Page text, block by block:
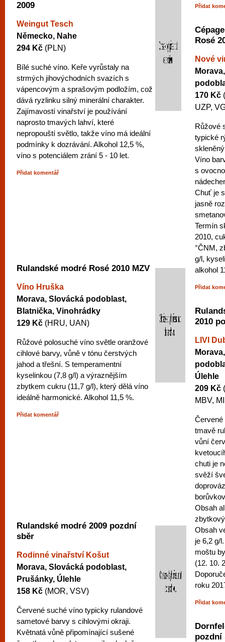
Přidat
2009
Weingut Tesch
Německo, Nahe
294 Kč (PLN)
Bílé suché víno. Keře vyrůstaly na
strmých jihovýchodních svazích s
vápencovým a sprašovým podložím, což
dává ryzlinku silný minerální charakter.
Zajímavostí vinařství je používání
naprosto tmavých lahví, které
nepropouští světlo, takže víno má ideální
podmínky k dozrávání. Alkohol 12,5 %,
víno s potenciálem zrání 5 - 10 let.
Přidat komentář
Rosé
Nové
170 Kč
UZP,
Růžové
typické
Víno
s
Chuť je
jasně
Termín
2010,
°ČNM,
g/l,
alkohol
Přidat
Rulandské modré Rosé 2010 MZV
Víno Hruška
Morava, Slovácká podoblast,
Blatnička, Vinohrádky
129 Kč (HRU, UAN)
Růžové polosuché víno světle oranžové
cihlové barvy, vůně v tónu čerstvých
jahod a třešní. S temperamentní
kyselinkou (7,8 g/l) a výraznějším
zbytkem cukru (11,7 g/l), který dělá víno
ideálně harmonické. Alkohol 11,5 %.
Přidat komentář
2010
LIVI
Úlehle
209 Kč
MBV,
tmavě
vůní
chuti je
svěží
Obsah
Obsah
je 6,2 g/
moštu
(12. 10.
roku
Přidat
Rulandské modré 2009 pozdní
sběr
Rodinné vinařství Košut
Morava, Slovácká podoblast,
Prušánky, Úlehle
158 Kč (MOR, VSV)
Červené suché víno typicky rulandové
sametové barvy s cihlovými okraji.
Květnatá vůně připomínající sušené
pozdní